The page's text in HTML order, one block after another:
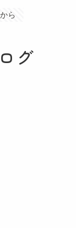
ら
グ